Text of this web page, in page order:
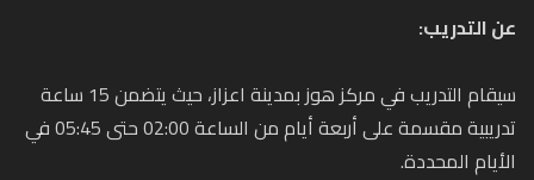
عن التدريب:
سيقام التدريب في مركز هوز بمدينة اعزاز، حيث يتضمن 15 ساعة
تدريبية مقسمة على أربعة أيام من الساعة 02:00 حتى 05:45 في
الأيام المحددة.